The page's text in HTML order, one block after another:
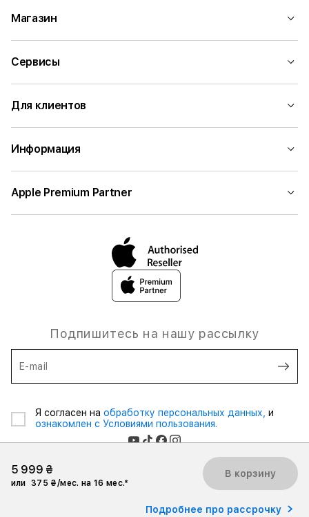
5 999 ₴
или 375 ₴/мес. на 16 мес.*
В корзину
Подробнее про рассрочку
Магазин
Сервисы
Для клиентов
Информация
Apple Premium Partner
Подпишитесь на нашу рассылку
E-mail
Я согласен на обработку персональных данных, и
ознакомлен с Условиями пользования.
2026 iSpace Ukraine. Все права защищены.